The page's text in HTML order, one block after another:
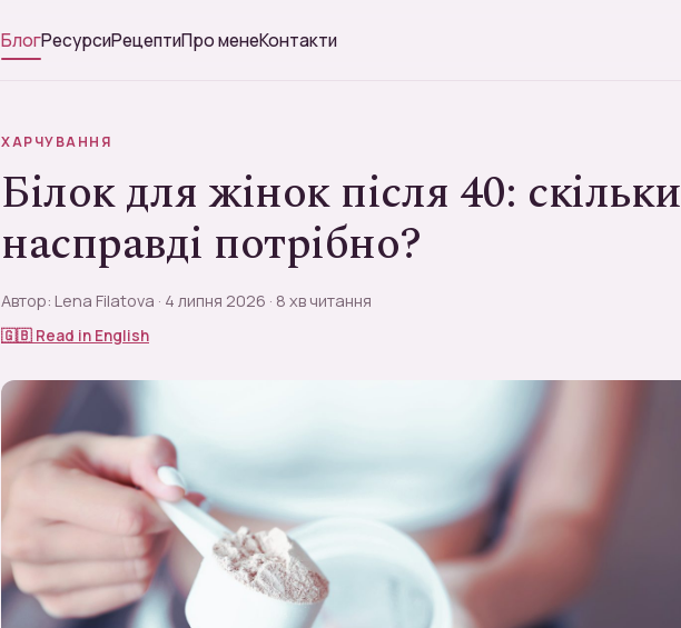
БлогРесурсиРецептиПро менеКонтакти
ХАРЧУВАННЯ
Білок для жінок після 40: скільки
насправді потрібно?
Автор: Lena Filatova · 4 липня 2026 · 8 хв читання
🇬🇧 Read in English